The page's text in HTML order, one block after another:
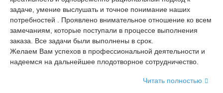
задаче, умение выслушать и точное понимание наших
потребностей . Проявлено внимательное отношение ко всем
замечаниям, которые поступали в процессе выполнения
заказа. Все задачи были выполнены в срок.
Желаем Вам успехов в профессиональной деятельности и
надеемся на дальнейшее плодотворное сотрудничество.
Читать полностью